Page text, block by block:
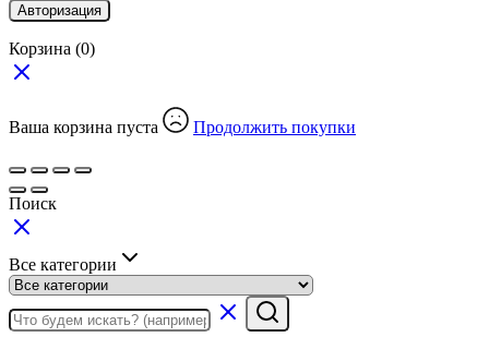
Авторизация
Корзина (0)
Ваша корзина пуста Продолжить покупки
Поиск
Все категории